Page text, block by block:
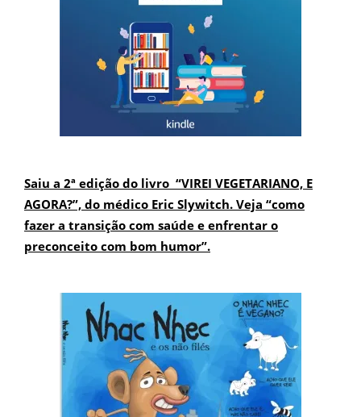
Saiu a 2ª edição do livro “VIREI VEGETARIANO, E
AGORA?”, do médico Eric Slywitch. Veja “como
fazer a transição com saúde e enfrentar o
preconceito com bom humor”.